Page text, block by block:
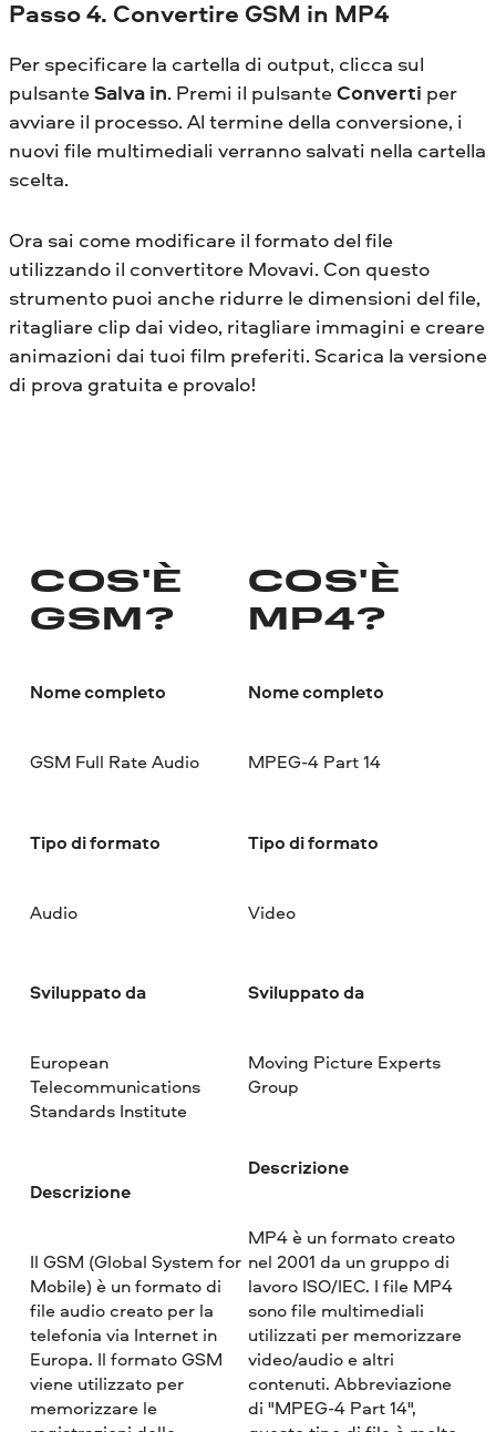
Passo 4. Convertire GSM in MP4
Per specificare la cartella di output, clicca sul
pulsanteSalva in. Premi il pulsanteConverti per
avviare il processo. Al termine della conversione, i
nuovi file multimediali verranno salvati nella cartella
scelta.
Ora sai come modificare il formato del file
utilizzando il convertitore Movavi. Con questo
strumento puoi anche ridurre le dimensioni del file,
ritagliare clip dai video, ritagliare immagini e creare
animazioni dai tuoi film preferiti. Scarica la versione
di prova gratuita e provalo!
COS'È
GSM?
Nome completo
GSM Full Rate Audio
Tipo di formato
Audio
Sviluppato da
European
Telecommunications
Standards Institute
Descrizione
Il GSM (Global System for
Mobile) è un formato di
file audio creato per la
telefonia via Internet in
Europa. Il formato GSM
viene utilizzato per
memorizzare le
COS'È
MP4?
Nome completo
MPEG-4 Part 14
Tipo di formato
Video
Sviluppato da
Moving Picture Experts
Group
Descrizione
MP4 è un formato creato
nel 2001 da un gruppo di
lavoro ISO/IEC. I file MP4
sono file multimediali
utilizzati per memorizzare
video/audio e altri
contenuti. Abbreviazione
di "MPEG-4 Part 14",